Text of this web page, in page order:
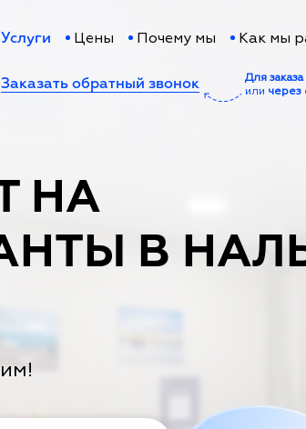
Услуги Цены Почему мы Как мы
Заказать обратный звонок Для заказа
или через
НА
В